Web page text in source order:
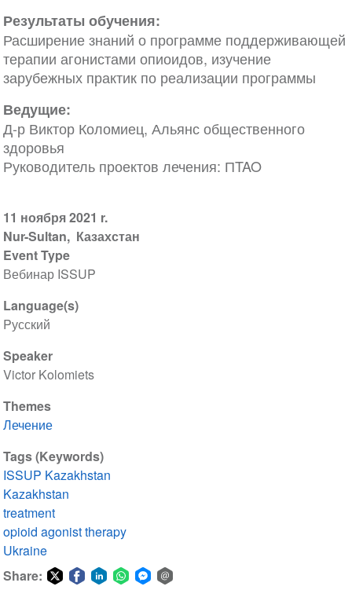
11 ноября 2021 r.
Nur-Sultan
Казахстан
Event Type
Вебинар ISSUP
Language(s)
Pусский
Speaker
Victor Kolomiets
Themes
Лечение
Tags (Keywords)
ISSUP Kazakhstan
Kazakhstan
treatment
opioid agonist therapy
Ukraine
Share:
Результаты обучения:
Расширение знаний о программе поддерживающей
терапии агонистами опиоидов, изучение
зарубежных практик по реализации программы
Ведущие:
Д-р Виктор Коломиец, Альянс общественного
здоровья
Руководитель проектов лечения: ПTAO